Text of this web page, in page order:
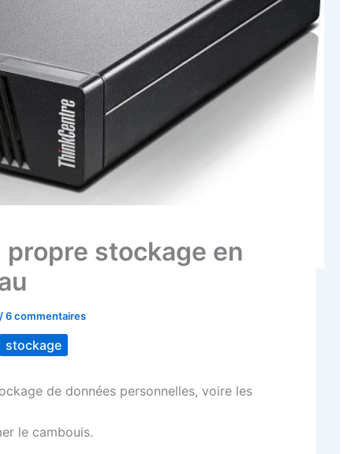
propre stockage en
/6 commentaires
stockage
de données personnelles, voire les
le cambouis.